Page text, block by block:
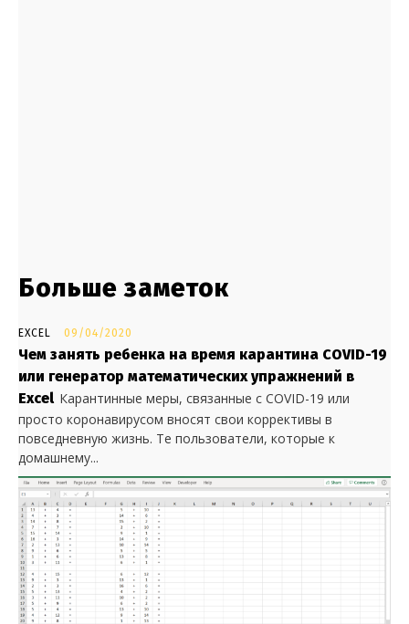
Больше заметок
EXCEL 09/04/2020
Чем занять ребенка на время карантина COVID-19
или генератор математических упражнений в
Excel Карантинные меры, связанные с COVID-19 или
просто коронавирусом вносят свои коррективы в
повседневную жизнь. Те пользователи, которые к
домашнему...